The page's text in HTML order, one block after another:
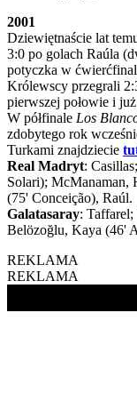
2001
Dziewiętnaście lat
3:0 po golach Raúla
potyczka w
Królewscy przegrali
pierwszej połowie i
W półfinale Los
zdobytego rok
Turkami znajdziecie
Real Madryt:
Solari); McManaman,
(75' Conceição), Raúl.
Galatasaray:
Belözoğlu, Kaya (46'
REKLAMA
REKLAMA